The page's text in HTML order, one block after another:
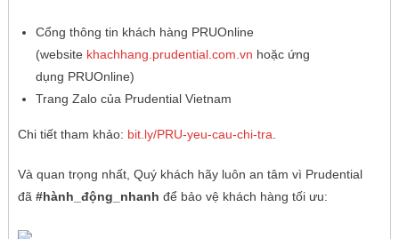
Cổng thông tin khách hàng PRUOnline
(website khachhang.prudential.com.vn hoặc ứng
dụng PRUOnline)
Trang Zalo của Prudential Vietnam
Chi tiết tham khảo: bit.ly/PRU-yeu-cau-chi-tra
Và quan trọng nhất, Quý khách hãy luôn an tâm vì Prudential
đã #hành_động_nhanh để bảo vệ khách hàng tối ưu: